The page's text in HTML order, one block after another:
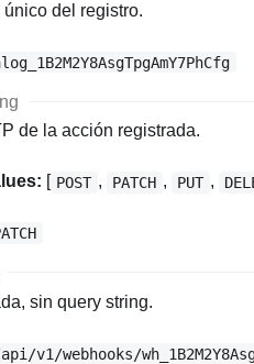
único del registro.
de la acción registrada.
[ POST , PATCH , PUT ,
sin query string.
v1/webhooks/